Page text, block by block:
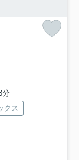
分
クス